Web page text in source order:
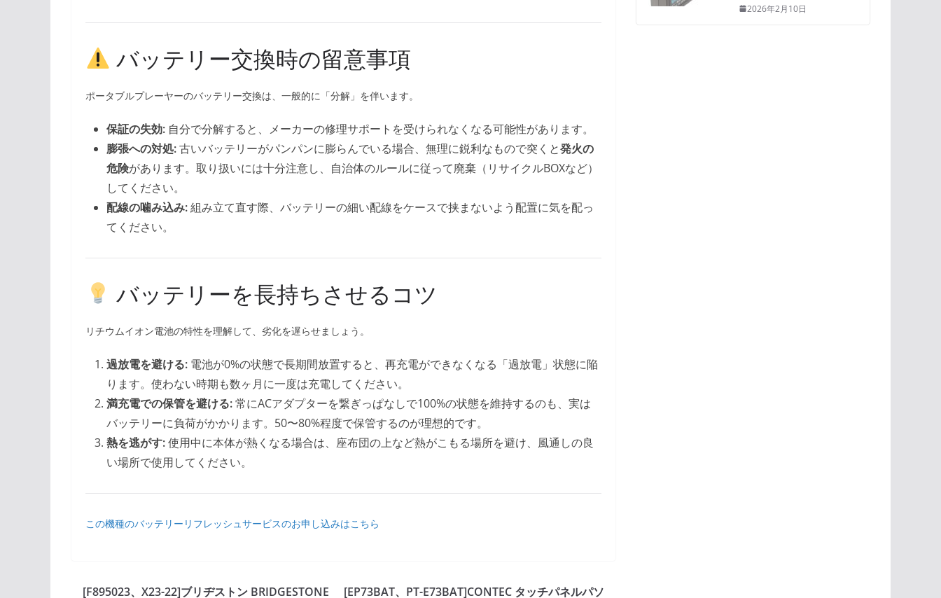
バッテリー交換時の留意事項
ポータブルプレーヤーのバッテリー交換は、一般的に「分解」を伴います。
保証の失効: 自分で分解すると、メーカーの修理サポートを受けられなくなる可能性があります。
膨張への対処:古いバッテリーがパンパンに膨らんでいる場合、無理に鋭利なもので突くと発火の
危険があります。取り扱いには十分注意し、自治体のルールに従って廃棄（リサイクルBOXなど）
してください。
配線の噛み込み:組み立て直す際、バッテリーの細い配線をケースで挟まないよう配置に気を配っ
てください。
バッテリーを長持ちさせるコツ
リチウムイオン電池の特性を理解して、劣化を遅らせましょう。
過放電を避ける: 電池が0%の状態で長期間放置すると、再充電ができなくなる「過放電」状態に陥
ります。使わない時期も数ヶ月に一度は充電してください。
満充電での保管を避ける:常にACアダプターを繋ぎっぱなしで100%の状態を維持するのも、実は
バッテリーに負荷がかかります。50〜80%程度で保管するのが理想的です。
熱を逃がす:使用中に本体が熱くなる場合は、座布団の上など熱がこもる場所を避け、風通しの良
い場所で使用してください。
この機種のバッテリーリフレッシュサービスのお申し込みはこちら
[F895023、X23-22]ブリヂストン BRIDGESTONE
[EP73BAT、PT-E73BAT]CONTEC タッチパネルパソ
2026年2月10日